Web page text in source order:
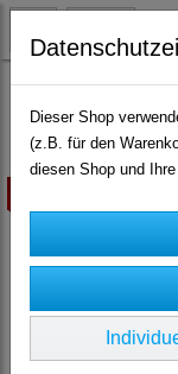
Vorratsdosen
Dieser Shop
(z.B. für den
diesen Shop und